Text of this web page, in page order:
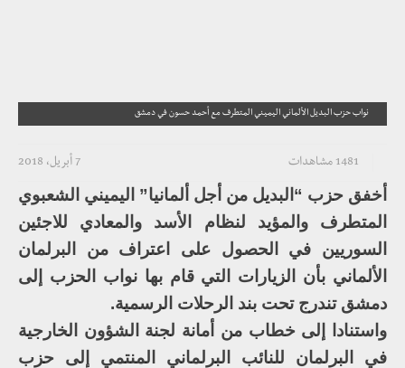
نواب حزب البديل الألماني اليميني المتطرف مع أحمد حسون في دمشق
7 أبريل، 2018 1481 مشاهدات
أخفق حزب “البديل من أجل ألمانيا” اليميني الشعبوي
المتطرف والمؤيد لنظام الأسد والمعادي للاجئين
السوريين في الحصول على اعتراف من البرلمان
الألماني بأن الزيارات التي قام بها نواب الحزب إلى
دمشق تندرج تحت بند الرحلات الرسمية.
واستنادا إلى خطاب من أمانة لجنة الشؤون الخارجية
في البرلمان للنائب البرلماني المنتمي إلى حزب